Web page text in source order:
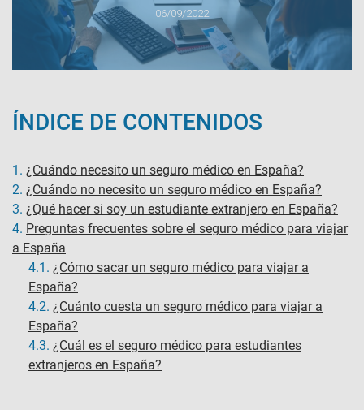
06/09/2022
ÍNDICE DE CONTENIDOS
1. ¿Cuándo necesito un seguro médico en España?
2. ¿Cuándo no necesito un seguro médico en España?
3. ¿Qué hacer si soy un estudiante extranjero en España?
4. Preguntas frecuentes sobre el seguro médico para viajar
a España
4.1. ¿Cómo sacar un seguro médico para viajar a
España​?
4.2. ¿Cuánto cuesta un seguro médico para viajar a
España?​
4.3. ¿Cuál es el seguro médico para estudiantes
extranjeros en España?